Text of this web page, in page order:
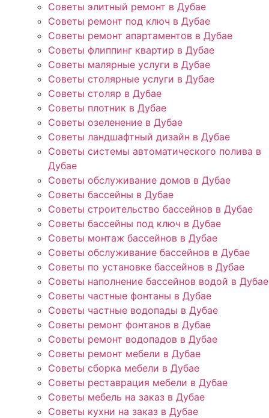
Советы элитный ремонт в Дубае
Советы ремонт под ключ в Дубае
Советы ремонт апартаментов в Дубае
Советы флиппинг квартир в Дубае
Советы малярные услуги в Дубае
Советы столярные услуги в Дубае
Советы столяр в Дубае
Советы плотник в Дубае
Советы озеленение в Дубае
Советы ландшафтный дизайн в Дубае
Советы системы автоматического полива в
Дубае
Советы обслуживание домов в Дубае
Советы бассейны в Дубае
Советы строительство бассейнов в Дубае
Советы бассейны под ключ в Дубае
Советы монтаж бассейнов в Дубае
Советы обслуживание бассейнов в Дубае
Советы по установке бассейнов в Дубае
Советы наполнение бассейнов водой в Дубае
Советы частные фонтаны в Дубае
Советы частные водопады в Дубае
Советы ремонт фонтанов в Дубае
Советы ремонт водопадов в Дубае
Советы ремонт мебели в Дубае
Советы сборка мебели в Дубае
Советы реставрация мебели в Дубае
Советы мебель на заказ в Дубае
Советы кухни на заказ в Дубае